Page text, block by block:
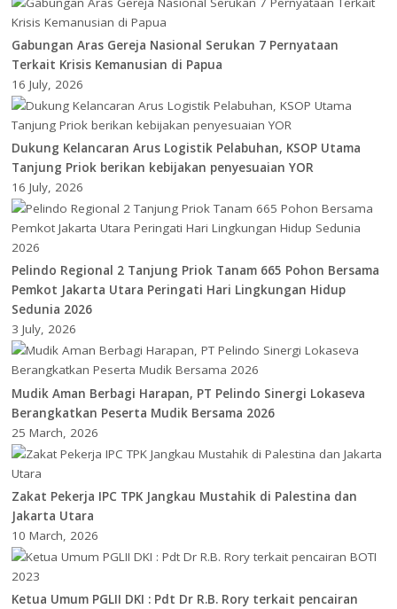
Gabungan Aras Gereja Nasional Serukan 7 Pernyataan
Terkait Krisis Kemanusian di Papua
16 July, 2026
Dukung Kelancaran Arus Logistik Pelabuhan, KSOP Utama
Tanjung Priok berikan kebijakan penyesuaian YOR
16 July, 2026
Pelindo Regional 2 Tanjung Priok Tanam 665 Pohon Bersama
Pemkot Jakarta Utara Peringati Hari Lingkungan Hidup
Sedunia 2026
3 July, 2026
Mudik Aman Berbagi Harapan, PT Pelindo Sinergi Lokaseva
Berangkatkan Peserta Mudik Bersama 2026
25 March, 2026
Zakat Pekerja IPC TPK Jangkau Mustahik di Palestina dan
Jakarta Utara
10 March, 2026
Ketua Umum PGLII DKI : Pdt Dr R.B. Rory terkait pencairan